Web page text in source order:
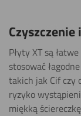
Płyty XT są
stosować
takich jak Cif czy
ryzyko
miękką